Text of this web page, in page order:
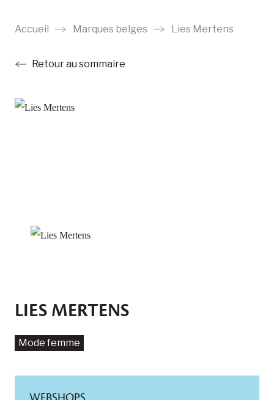
principalRetour au sommaire
Accueil Marques belges Lies Mertens
LIES MERTENS
Mode femme